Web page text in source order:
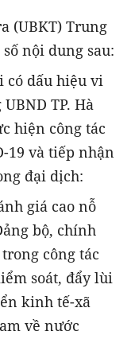
(UBKT) Trung
nội dung sau:
có dấu hiệu vi
TP. Hà
hiện công tác
19 và tiếp nhận
đại dịch:
giá cao nỗ
bộ, chính
công tác
soát, đẩy lùi
kinh tế-xã
về nước